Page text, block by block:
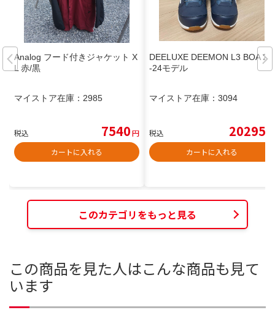
Analog フード付きジャケット X
L 赤/黒
マイストア在庫： 2985
税込 7540円
カートに入れる
DEELUXE DEEMON L3 BOA 23
-24モデル
マイストア在庫： 3094
税込 20295
カートに入れる
このカテゴリをもっと見る
この商品を見た人はこんな商品も見て
います